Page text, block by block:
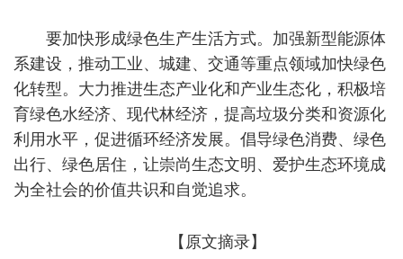
要加快形成绿色生产生活方式。加强新型能源体
系建设，推动工业、城建、交通等重点领域加快绿色
化转型。大力推进生态产业化和产业生态化，积极培
育绿色水经济、现代林经济，提高垃圾分类和资源化
利用水平，促进循环经济发展。倡导绿色消费、绿色
出行、绿色居住，让崇尚生态文明、爱护生态环境成
为全社会的价值共识和自觉追求。
【原文摘录】